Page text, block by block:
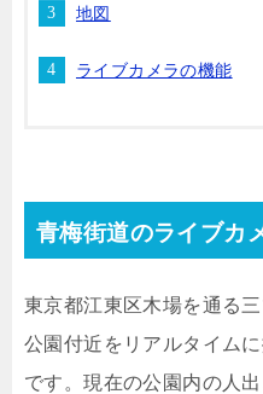
地図
ライブカメラの機能
青梅街道のライブカ
東京都江東区木場を通る
公園付近をリアルタイム
です。現在の公園内の人